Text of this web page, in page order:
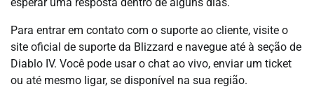
esperar uma resposta dentro de alguns dias.
Para entrar em contato com o suporte ao cliente, visite o
site oficial de suporte da Blizzard e navegue até à seção de
Diablo IV. Você pode usar o chat ao vivo, enviar um ticket
ou até mesmo ligar, se disponível na sua região.